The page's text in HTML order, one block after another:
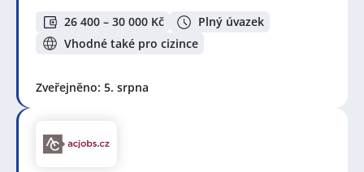
26 400 – 30 000 Kč
Plný úvazek
Vhodné také pro cizince
Zveřejněno: 5. srpna